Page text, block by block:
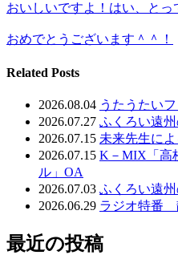
おいしいですよ！はい、とっ
おめでとうございます＾＾！
Related Posts
2026.08.04 うたうたい
2026.07.27 ふくろい遠
2026.07.15 未来先生に
2026.07.15 K－MIX「高
ル」OA
2026.07.03 ふくろい遠
2026.06.29 ラジオ特番
最近の投稿